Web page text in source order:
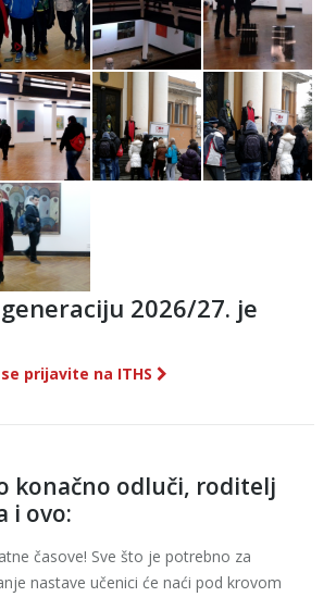
2026/27. je
prijavite na ITHS
konačno odluči, roditelj
i ovo:
časove! Sve što je potrebno za
nastave učenici će naći pod krovom